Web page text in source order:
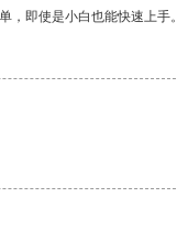
即使是小白也能快速上手。